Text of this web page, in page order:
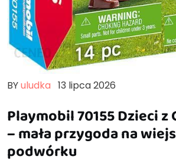
BYuludka 13 lipca 2026
Playmobil 70155 Dzieci z
– mała przygoda na
podwórku